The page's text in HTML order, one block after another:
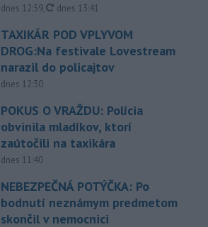
dnes 12:59, aktualizované
dnes 13:41
TAXIKÁR POD VPLYVOM
DROG:Na festivale Lovestream
narazil do policajtov
dnes 12:30
POKUS O VRAŽDU: Polícia
obvinila mladíkov, ktorí
zaútočili na taxikára
dnes 11:40
NEBEZPEČNÁ POTÝČKA: Po
bodnutí neznámym predmetom
skončil v nemocnici